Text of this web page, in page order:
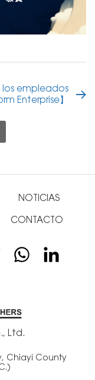
los empleados
Enterprise】
NOTICIAS
CONTACTO
Ltd.
Chiayi County